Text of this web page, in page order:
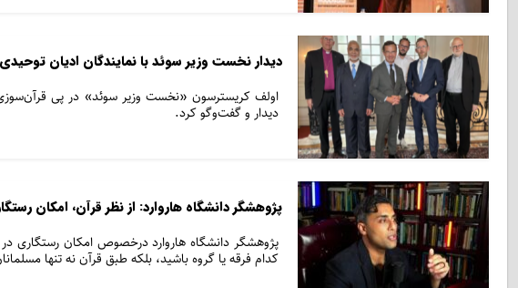
دیدار نخست وزیر سوئد با نمایندگان ادیان توحیدی
اولف کریسترسون «نخست وزیر سوئد» در پی
دیدار و گفت‌و‌گو کرد.
پژوهشگر دانشگاه هاروارد: از نظر قرآن، امکان
پژوهشگر دانشگاه هاروارد درخصوص امکان رستگاری
کدام فرقه یا گروه باشید، بلکه طبق قرآن نه تنها